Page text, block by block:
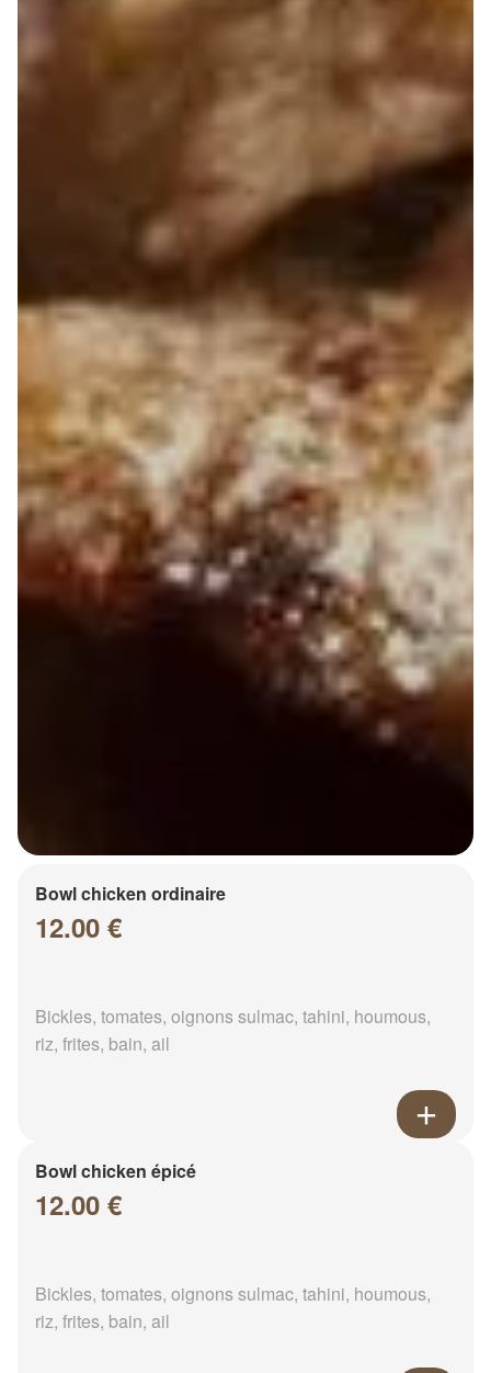
Bowl chicken ordinaire
12.00 €
Bickles, tomates, oignons sulmac, tahini, houmous,
riz, frites, bain, ail
Bowl chicken épicé
12.00 €
Bickles, tomates, oignons sulmac, tahini, houmous,
riz, frites, bain, ail